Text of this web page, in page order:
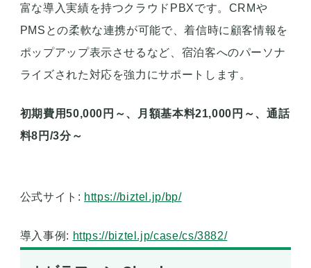
富な導入実績を持つクラウドPBXです。CRMや
PMSとの柔軟な連携が可能で、着信時に顧客情報を
ポップアップ表示させるなど、宿泊客へのパーソナ
ライズされた対応を強力にサポートします。
初期費用50,000円～、月額基本料21,000円～、通話
料8円/3分～
公式サイト: https://biztel.jp/bp/
導入事例: https://biztel.jp/case/cs/3882/